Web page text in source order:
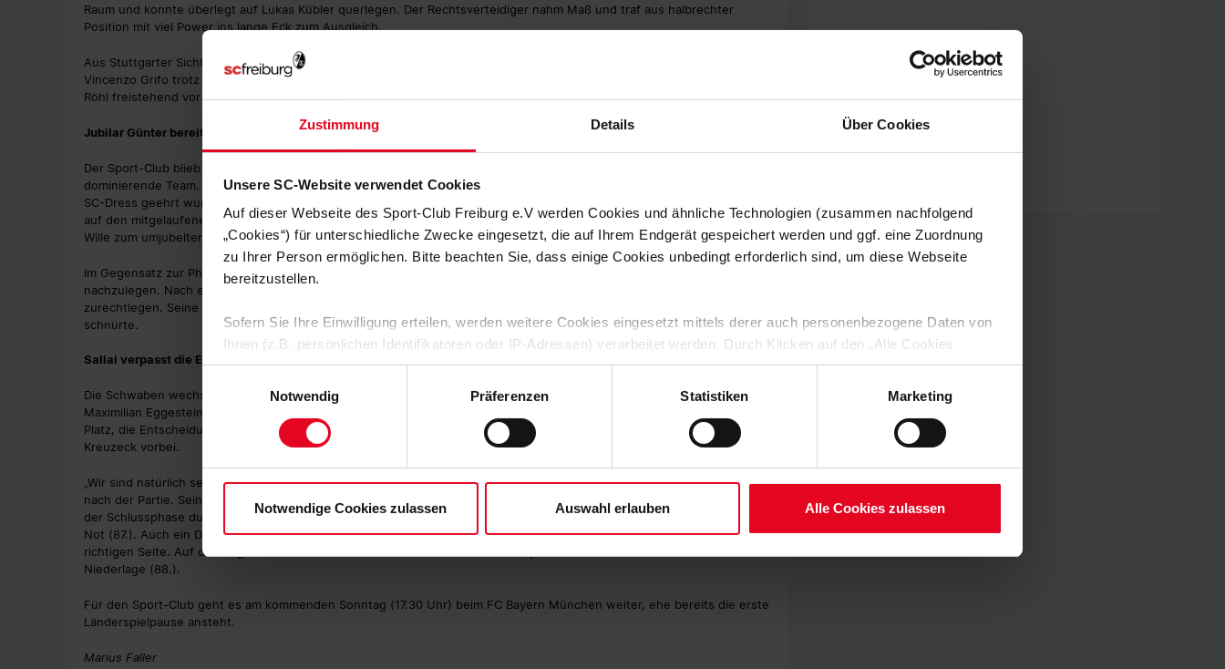
Zustimmung Details Über Cookies
Unsere SC-Website verwendet Cookies
Auf dieser Webseite des Sport-Club Freiburg e.V werden Cookies und ähnliche Technologien (zusammen nachfolgend
„Cookies“) für unterschiedliche Zwecke eingesetzt, die auf Ihrem Endgerät gespeichert werden und ggf. eine Zuordnung
zu Ihrer Person ermöglichen. Bitte beachten Sie, dass einige Cookies unbedingt erforderlich sind, um diese Webseite
bereitzustellen.
Sofern Sie Ihre Einwilligung erteilen, werden weitere Cookies eingesetzt mittels derer auch personenbezogene Daten von
Ihnen (z.B. persönlichen Identifikatoren oder IP-Adressen) verarbeitet werden. Durch Klicken auf den „Alle Cookies
zulassen“-Button stimmen Sie der Speicherung aller aufgeführten Cookies und der entsprechenden Verarbeitung Ihrer
personenbezogenen Daten für die unten jeweils angegebene Zwecke gem. § 25 Abs. 1 TDDDG, Art. 6 Abs. 1 lit. a DSGVO
Soweit Sie „Notwendige Cookies“ auswählen, werden nur unbedingt erforderliche Cookies eingesetzt. Ihre etwaig erteilten
Notwendig
Präferenzen Statistiken Marketing
Notwendige Cookies zulassen Auswahl erlauben Alle Cookies zulassen
Raum und konnte überlegt auf Lukas Kübler querlegen. Der Rechtsverteidiger nahm Maß und traf aus halbrechter
Position mit viel Power ins lange Eck zum Ausgleich.
Aus Stuttgarter Sicht war es schmeichelhaft, dass es auch sieben Minuten später noch immer 1:1 stand. Erst verpasste
Vincenzo Grifo trotz drei aussichtsreichen Abschlussgelegenheiten (28., 30., 32.) den Doppelschlag, dann scheiterte
Röhl freistehend vor Nübel (33.). Es blieb beim 1:1 zur Pause.
Jubilar Günter bereitet die Freiburger Führung vor
Der Sport-Club blieb auch zu Beginn der zweiten Halbzeit, die beide Teams personell unverändert angingen, das
dominierende Team. Nach 54 Minuten hinterlief Kapitän Christian Günter, der vor der Partie für sein 400. Pflichtspiel im
SC-Dress geehrt wurde, Vincenzo Grifo, wurde von diesem mustergültig bedient und legte von links flach nach innen
auf den mitgelaufenen Ritsu Doan. Der Japaner brauchte im Liegen mehrere Anläufe, beförderte den Ball aber mit viel
Wille zum umjubelten 2:1 über die Linie.
Im Gegensatz zur Phase nach dem ersten Treffer gelang es dem Sport-Club, gegen nun taumelnde Schwaben direkt
nachzulegen. Nach einem abgefälschten Schuss von Osterhage durfte sich Grifo den Ball nach 61 Minuten zum Eckball
zurechtlegen. Seine mustergültige Hereingabe landete beim eingelaufenen Kübler, der per Kopf den Doppelpack
schnürte.
Sallai verpasst die Entscheidung
Die Schwaben wechselten in kürzester Zeit vierfach, beim Sport-Club kamen unter anderem nach 72 Minuten für
Maximilian Eggestein und Ritsu Doan Matthias Ginter und Roland Sallai. Letzterer hatte, nur zwei Minuten auf dem
Platz, die Entscheidung auf dem Fuß, schlenzte jedoch aus 14 Metern und zentraler Position mit links Zentimeter am
Kreuzeck vorbei.
„Wir sind natürlich sehr glücklich über diesen Derbysieg gegen eine sehr starke Mannschaft“, sagte SC-Trainer Schuster
nach der Partie. Seine Mannschaft hatte auch die Schlussphase unbeschadet überstanden. Die größte VfB-Chance in
der Schlussphase durch Justin Diehl vereitelte Matthias Ginter mit einer eingesprungenen Grätsche in allerhöchster
Not (87.). Auch ein Distanzschuss von Anrie Chase eine Minute später passierte den Pfosten auf der, aus SC-Sicht,
richtigen Seite. Auf der Gegenseite verhinderte Jeff Chabot nach einem Querpass von Roland Sallai eine höhere VfB-
Niederlage (88.).
Für den Sport-Club geht es am kommenden Sonntag (17.30 Uhr) beim FC Bayern München weiter, ehe bereits die erste
Länderspielpause ansteht.
Marius Faller